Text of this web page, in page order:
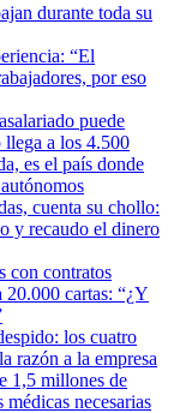
durante toda su
“El
por eso
puede
llega a los 4.500
es el país donde
cuenta su chollo:
y recaudo el dinero
con contratos
cartas: “¿Y
los cuatro
razón a la empresa
1,5 millones de
necesarias